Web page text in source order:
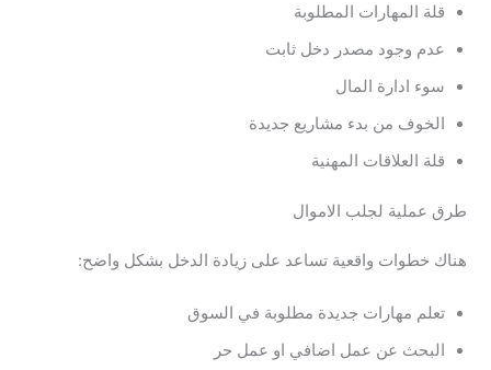
قلة المهارات المطلوبة
عدم وجود مصدر دخل ثابت
سوء ادارة المال
الخوف من بدء مشاريع جديدة
قلة العلاقات المهنية
طرق عملية لجلب الاموال
هناك خطوات واقعية تساعد على زيادة الدخل بشكل واضح:
تعلم مهارات جديدة مطلوبة في السوق
البحث عن عمل اضافي او عمل حر